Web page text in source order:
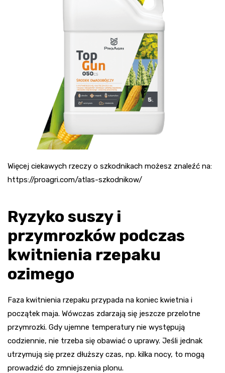
Więcej ciekawych rzeczy o szkodnikach możesz znaleźć na:
https://proagri.com/atlas-szkodnikow/
Ryzyko suszy i
przymrozków podczas
kwitnienia rzepaku
ozimego
Faza kwitnienia rzepaku przypada na koniec kwietnia i
początek maja. Wówczas zdarzają się jeszcze przelotne
przymrozki. Gdy ujemne temperatury nie występują
codziennie, nie trzeba się obawiać o uprawy. Jeśli jednak
utrzymują się przez dłuższy czas, np. kilka nocy, to mogą
prowadzić do zmniejszenia plonu.